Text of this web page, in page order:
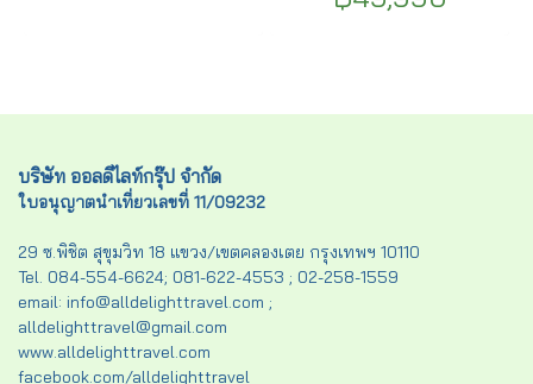
บริษัท ออลดีไลท์กรุ๊ป จำกัด
ใบอนุญาตนำเที่ยวเลขที่ 11/09232
29 ซ.พิชิต สุขุมวิท 18 แขวง/เขตคลองเตย กรุงเทพฯ 10110
Tel. 084-554-6624; 081-622-4553 ; 02-258-1559
email: info@alldelighttravel.com ;
alldelighttravel@gmail.com
www.alldelighttravel.com
facebook.com/alldelighttravel